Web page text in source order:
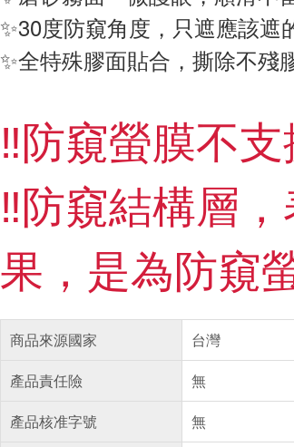
✨30度防窺角度，只遮應該遮
✨全特殊膠面貼合，撕除不殘
‼️防窺螢膜不
‼️防窺結構層
果，是為防窺
商品來源國家
台灣
產品責任險
無
產品核准字號
無